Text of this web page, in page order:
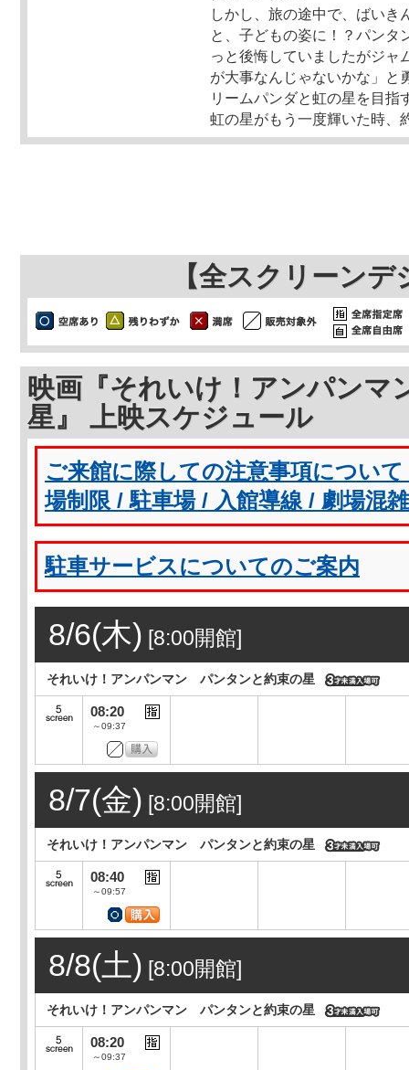
しかし、旅の途中で、ばいき
と、子どもの姿に！？パンタ
っと後悔していましたがジャ
が大事なんじゃないかな」と
リームパンダと虹の星を目指
虹の星がもう一度輝いた時
【全スクリーン
映画『それいけ！アンパン
星』 上映スケジュール
ご来館に際しての注意事項につい
場制限 / 駐車場 / 入館導線 / 劇場混
駐車サービスについてのご案内
8/6(木) [8:00開館]
それいけ！アンパンマン パンタンと約束の星
08:20
～09:37
8/7(金) [8:00開館]
それいけ！アンパンマン パンタンと約束の星
08:40
～09:57
8/8(土) [8:00開館]
それいけ！アンパンマン パンタンと約束の星
08:20
～09:37